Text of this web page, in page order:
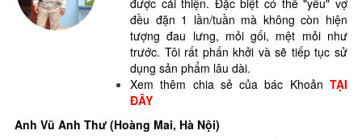
đều đặn 1 lần/tuần mà không còn hiện
tượng đau lưng, mỏi gối, mệt mỏi như
trước. Tôi rất phấn khởi và sẽ tiếp tục sử
dụng sản phẩm lâu dài.
Xem thêm chia sẻ của bác Khoản TẠI
ĐÂY
Anh Vũ Anh Thư (Hoàng Mai, Hà Nội)